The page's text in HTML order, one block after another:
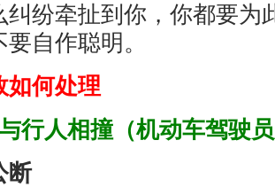
纠纷牵扯到你，你都要为
自作聪明。
如何处理
行人相撞（机动车驾驶
断